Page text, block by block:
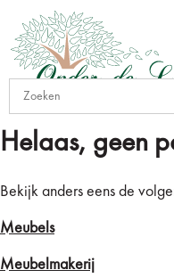
Helaas, geen
Bekijk anders eens de
Meubels
Meubelmakerij